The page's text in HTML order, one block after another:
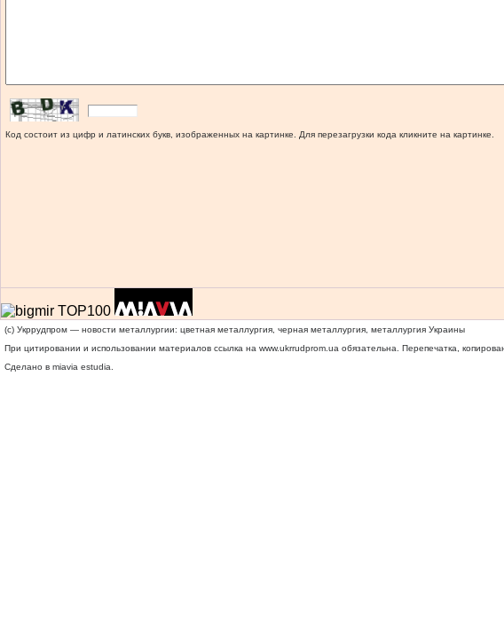
Код состоит из цифр и латинских букв, изображенных на картинке. Для перезагрузки кода кликните на картинке.
(c) Укррудпром — новости металлургии: цветная металлургия, черная металлургия, металлургия Украины
При цитировании и использовании материалов ссылка на www.ukrrudprom.ua обязательна. Перепечатка,
Сделано в miavia estudia.